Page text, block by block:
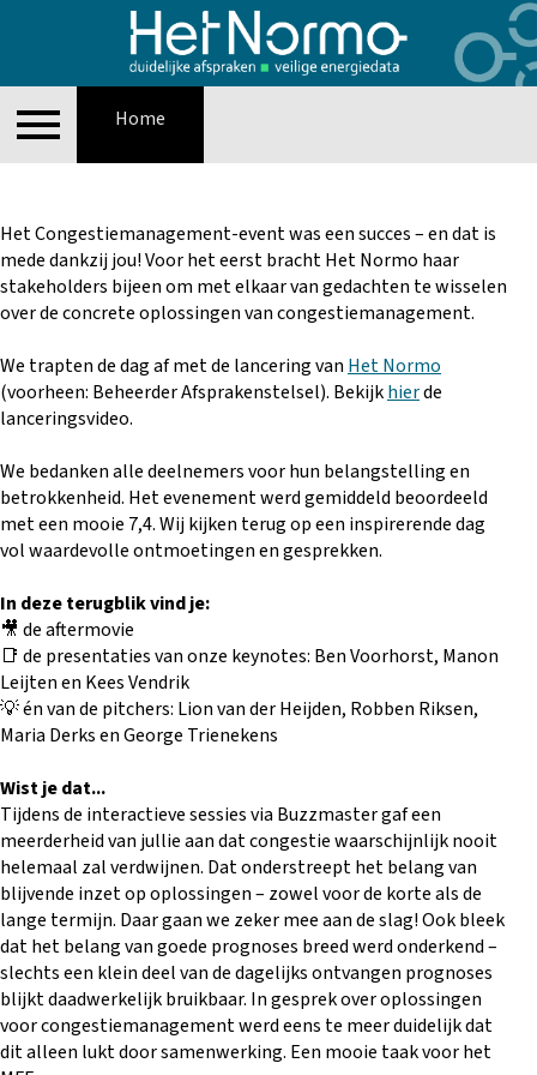
Contact
Home
Het Congestiemanagement-event was een succes – en dat is
mede dankzij jou! Voor het eerst bracht Het Normo haar
stakeholders bijeen om met elkaar van gedachten te wisselen
over de concrete oplossingen van congestiemanagement.
We trapten de dag af met de lancering van Het Normo
(voorheen: Beheerder Afsprakenstelsel). Bekijkhierde
lanceringsvideo.
We bedanken alle deelnemers voor hun belangstelling en
betrokkenheid. Het evenement werd gemiddeld beoordeeld
met een mooie 7,4. Wij kijken terug op een inspirerende dag
vol waardevolle ontmoetingen en gesprekken.
In deze terugblik vind je:
🎥 de aftermovie
📑 de presentaties van onze keynotes: Ben Voorhorst, Manon
Leijten en Kees Vendrik
💡 én van de pitchers: Lion van der Heijden, Robben Riksen,
Maria Derks en George Trienekens
Wist je dat...
Tijdens de interactieve sessies via Buzzmaster gaf een
meerderheid van jullie aan dat congestie waarschijnlijk nooit
helemaal zal verdwijnen. Dat onderstreept het belang van
blijvende inzet op oplossingen – zowel voor de korte als de
lange termijn. Daar gaan we zeker mee aan de slag! Ook bleek
dat het belang van goede prognoses breed werd onderkend –
slechts een klein deel van de dagelijks ontvangen prognoses
blijkt daadwerkelijk bruikbaar. In gesprek over oplossingen
voor congestiemanagement werd eens te meer duidelijk dat
dit alleen lukt door samenwerking. Een mooie taak voor het